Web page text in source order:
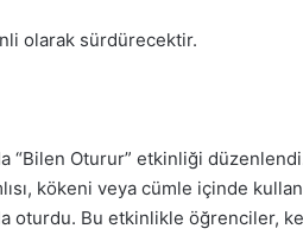
olarak sürdürecektir.
“Bilen Oturur” etkinliği
kökeni veya cümle içinde
oturdu. Bu etkinlikle öğrenciler,